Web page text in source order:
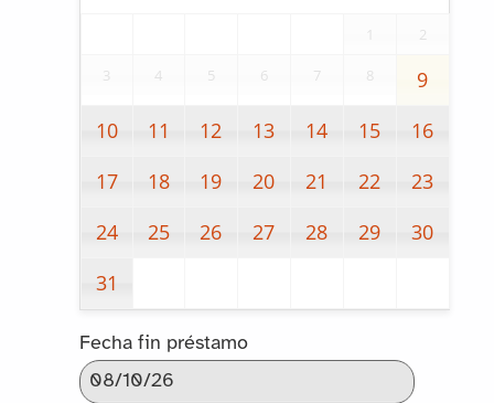
2
3 4 5 6 7 8
9
10
11 12 13 14 15
16
17
18 19 20 21 22
23
24
25 26 27 28 29
30
31
Fecha fin préstamo